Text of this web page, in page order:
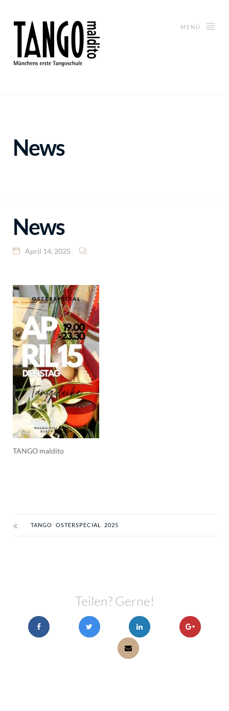
MENÜ
News
News
April 14, 2025
TANGO maldito
TANGO OSTERSPECIAL 2025
Teilen? Gerne!